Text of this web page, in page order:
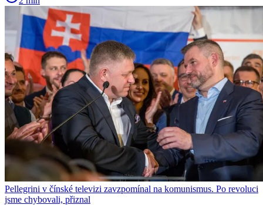
Pellegrini v čínské televizi zavzpomínal na komunismus. Po revoluci
jsme chybovali, přiznal